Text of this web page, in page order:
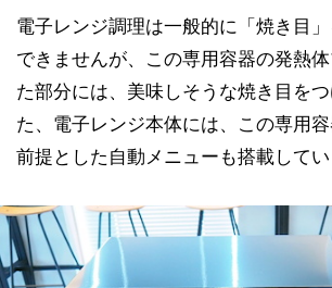
電子レンジ調理は一般的に「焼き目
できませんが、この専用容器の発熱
た部分には、美味しそうな焼き目を
た、電子レンジ本体には、この専用
前提とした自動メニューも搭載してい